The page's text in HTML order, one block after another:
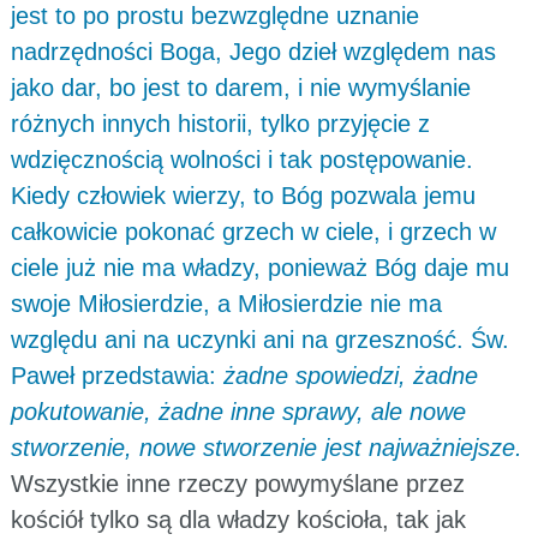
jest to po prostu bezwzględne uznanie
nadrzędności Boga, Jego dzieł względem nas
jako dar, bo jest to darem, i nie wymyślanie
różnych innych historii, tylko przyjęcie z
wdzięcznością wolności i tak postępowanie.
Kiedy człowiek wierzy, to Bóg pozwala jemu
całkowicie pokonać grzech w ciele, i grzech w
ciele już nie ma władzy, ponieważ Bóg daje mu
swoje Miłosierdzie, a Miłosierdzie nie ma
względu ani na uczynki ani na grzeszność. Św.
Paweł przedstawia: żadne spowiedzi, żadne
pokutowanie, żadne inne sprawy, ale nowe
stworzenie, nowe stworzenie jest najważniejsze.
Wszystkie inne rzeczy powymyślane przez
kościół tylko są dla władzy kościoła, tak jak